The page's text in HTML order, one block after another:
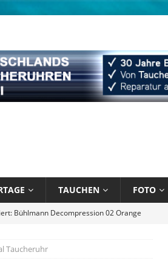
TAUCHEN FOTO
Resorts
NEWS
lernte
BÜCHER
Taucheruhr